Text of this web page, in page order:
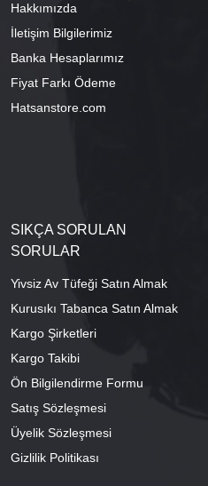
Hakkımızda
İletişim Bilgilerimiz
Banka Hesaplarımız
Fiyat Farkı Ödeme
Hatsanstore.com
SIKÇA SORULAN
SORULAR
Yivsiz Av Tüfeği Satın Almak
Kurusıkı Tabanca Satın Almak
Kargo Şirketleri
Kargo Takibi
Ön Bilgilendirme Formu
Satış Sözleşmesi
Üyelik Sözleşmesi
Gizlilik Politikası